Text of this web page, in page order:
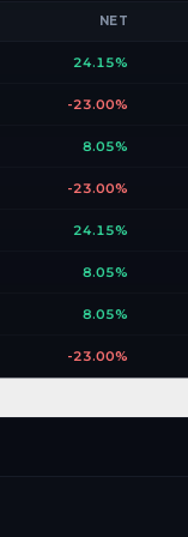
NET
24.15%
-23.00%
8.05%
-23.00%
24.15%
8.05%
8.05%
-23.00%